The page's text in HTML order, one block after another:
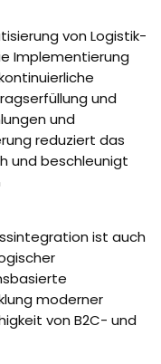
von Logistik-
Implementierung
und
und
reduziert das
und beschleunigt
ist auch
moderner
von B2C- und